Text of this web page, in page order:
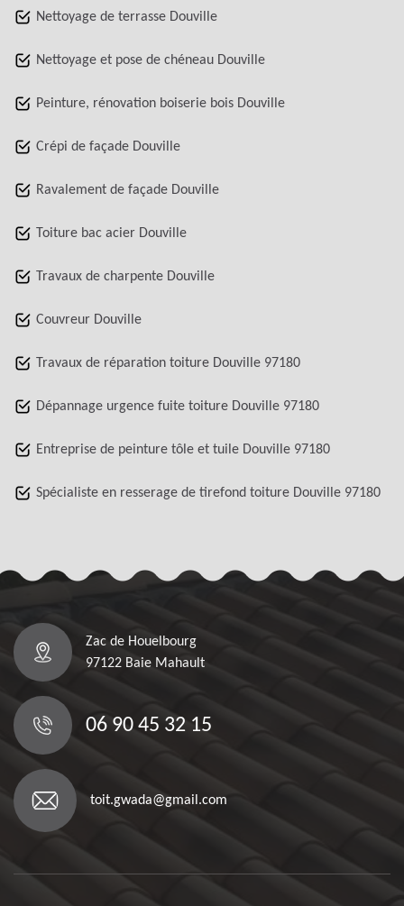
Nettoyage de terrasse Douville
Nettoyage et pose de chéneau Douville
Peinture, rénovation boiserie bois Douville
Crépi de façade Douville
Ravalement de façade Douville
Toiture bac acier Douville
Travaux de charpente Douville
Couvreur Douville
Travaux de réparation toiture Douville 97180
Dépannage urgence fuite toiture Douville 97180
Entreprise de peinture tôle et tuile Douville 97180
Spécialiste en resserage de tirefond toiture Douville 97180
Zac de Houelbourg
97122 Baie Mahault
06 90 45 32 15
toit.gwada@gmail.com